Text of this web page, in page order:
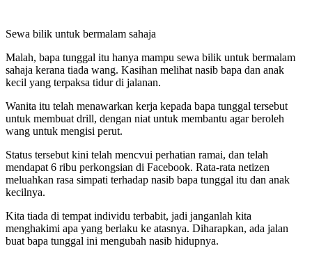
Sewa bilik untuk bermalam sahaja
Malah, bapa tunggal itu hanya mampu sewa bilik untuk bermalam
sahaja kerana tiada wang. Kasihan melihat nasib bapa dan anak
kecil yang terpaksa tidur di jalanan.
Wanita itu telah menawarkan kerja kepada bapa tunggal tersebut
untuk membuat drill, dengan niat untuk membantu agar beroleh
wang untuk mengisi perut.
Status tersebut kini telah mencvui perhatian ramai, dan telah
mendapat 6 ribu perkongsian di Facebook. Rata-rata netizen
meluahkan rasa simpati terhadap nasib bapa tunggal itu dan anak
kecilnya.
Kita tiada di tempat individu terbabit, jadi janganlah kita
menghakimi apa yang berlaku ke atasnya. Diharapkan, ada jalan
buat bapa tunggal ini mengubah nasib hidupnya.